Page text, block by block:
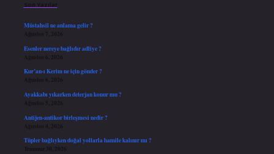
Son Yazılar
Müstahsil ne anlama gelir ?
Ağustos 7, 2026
Esenler nereye bağlıdır adliye ?
Ağustos 6, 2026
Kur’an-ı Kerim ne için gönder ?
Ağustos 6, 2026
Ayakkabı yıkarken deterjan konur mu ?
Ağustos 5, 2026
Antijen-antikor birleşmesi nedir ?
Ağustos 4, 2026
Tüpler bağlıyken doğal yollarla hamile kalınır mı ?
Temmuz 30, 2026